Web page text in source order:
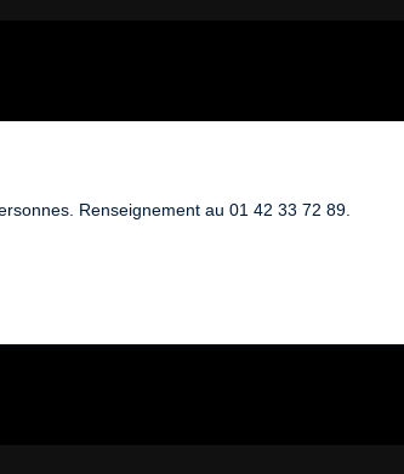
Renseignement au 01 42 33 72 89.